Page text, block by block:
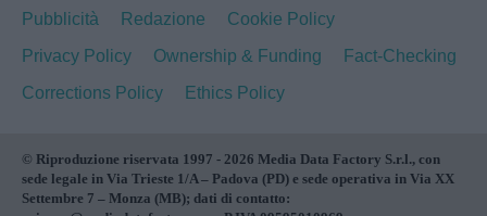
Pubblicità Redazione
Cookie Policy
Privacy Policy
Ownership & Funding
Fact-Checking
Corrections Policy
Ethics Policy
© Riproduzione riservata 1997 - 2026 Media Data Factory S.r.l., con
sede legale in Via Trieste 1/A – Padova (PD) e sede operativa in Via XX
Settembre 7 – Monza (MB); dati di contatto: